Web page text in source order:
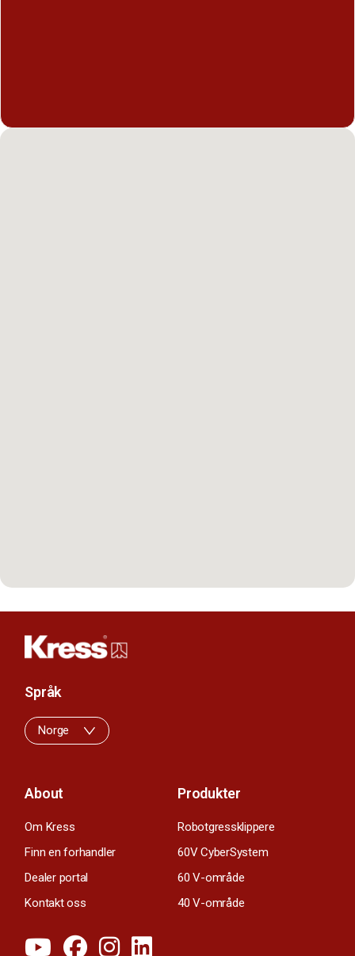
About
Om Kress
Finn en forhandler
Dealer portal
Kontakt oss
Produkter
Robotgressklippere
60V CyberSystem
60 V-område
40 V-område
Språk
Norge